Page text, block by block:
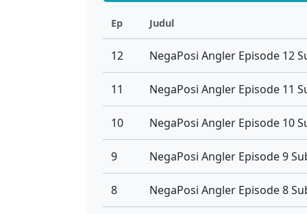
Ep Judul
12 NegaPosi Angler Episode 12
11 NegaPosi Angler Episode 11
10 NegaPosi Angler Episode 10
9 NegaPosi Angler Episode 9
8 NegaPosi Angler Episode 8